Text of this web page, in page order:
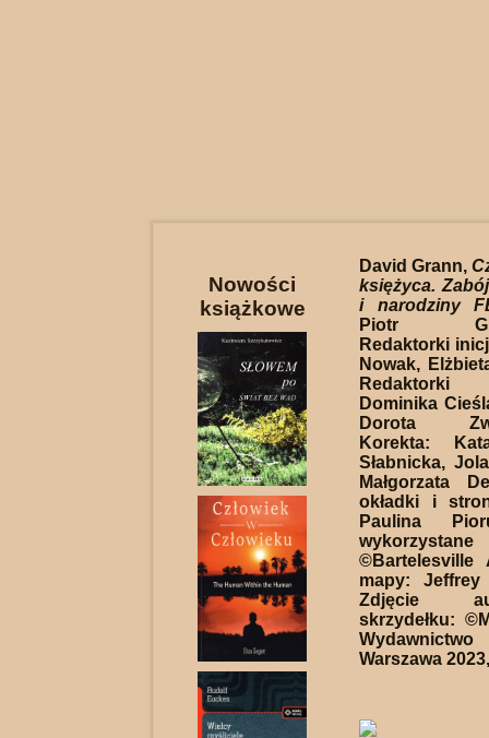
Nowości
książkowe
David Grann,
księżyca.
i narodziny
Piotr
Redaktorki
Nowak,
Redaktorki
Dominika
Dorota
Korekta:
Słabnicka,
Małgorzata
okładki i
Paulina
©Bartelesville
mapy:
Zdjęcie
skrzydełku:
Warszawa